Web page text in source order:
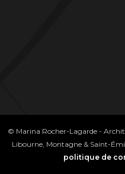
© Marina Rocher-Lagarde -
Libourne, Montagne & Saint-
politique de